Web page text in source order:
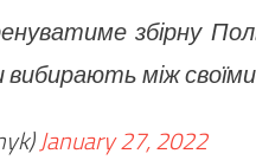
збірну
вибирають між
January 27, 2022